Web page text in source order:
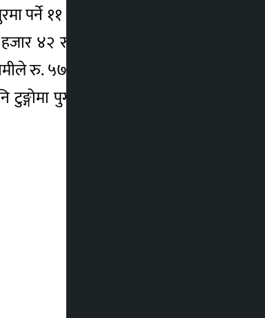
११ किलोमिटर क्षेत्रमा एक हजार
४२ रुख कटान गर्नुपर्ने महाकाली
रु. ५७ करोड रकम जम्मा गर्नुपर्नेमा
पुग्छ ।” उनले करिडोरअन्तर्गत